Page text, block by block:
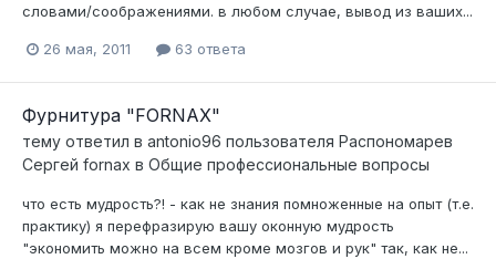
словами/соображениями. в любом случае, вывод из ваших...
26 мая, 2011 63 ответа
Фурнитура "FORNAX"
тему ответил в antonio96 пользователя Распономарев
Сергей fornax в Общие профессиональные вопросы
что есть мудрость?! - как не знания помноженные на опыт (т.е.
практику) я перефразирую вашу оконную мудрость
"экономить можно на всем кроме мозгов и рук" так, как не...